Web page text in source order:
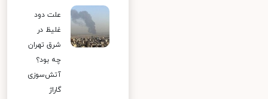
علت دود
غلیظ در
شرق تهران
چه بود؟
آتش‌سوزی
گاراژ